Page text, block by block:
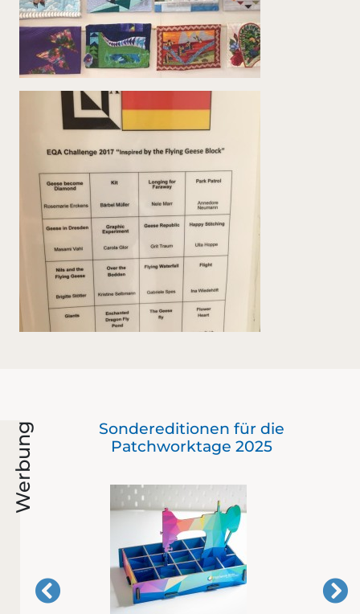
Werbung
Sondereditionen für die
Patchworktage 2025